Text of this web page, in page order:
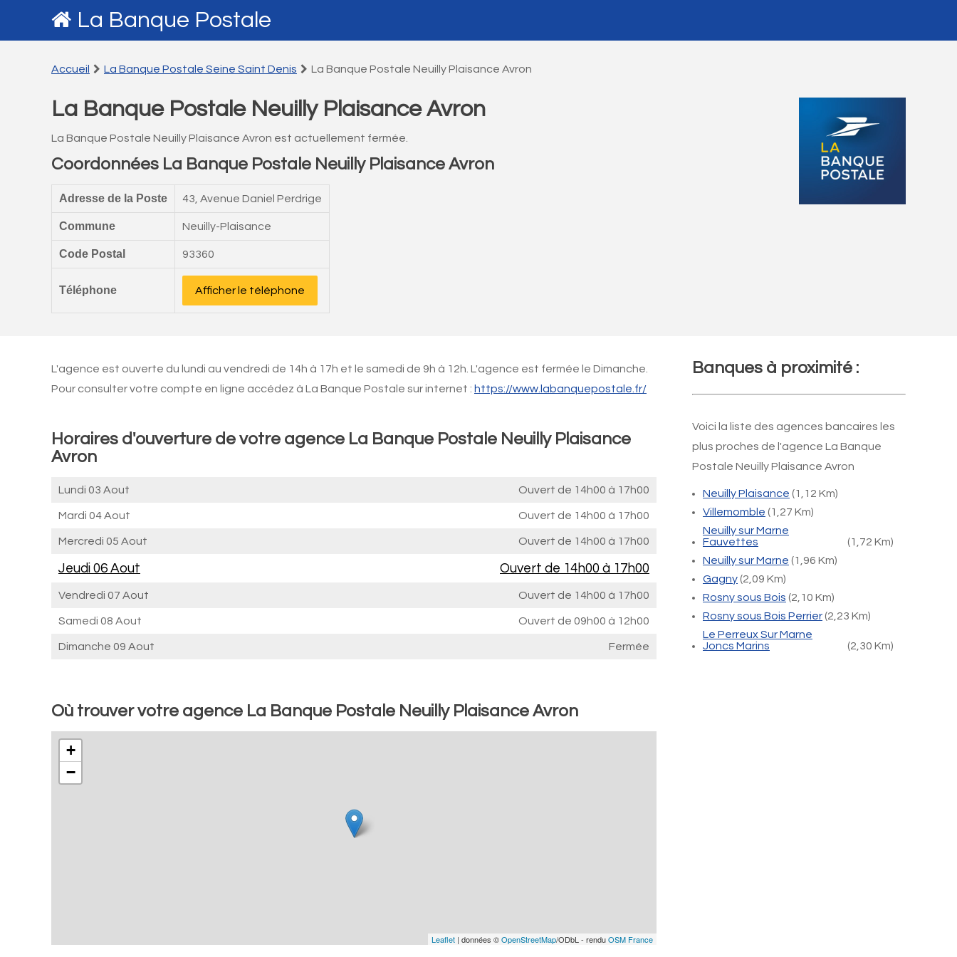
La Banque Postale
Accueil La Banque Postale Seine Saint Denis La Banque Postale Neuilly Plaisance Avron
La Banque Postale Neuilly Plaisance Avron
La Banque Postale Neuilly Plaisance Avron est actuellement fermée.
Coordonnées La Banque Postale Neuilly Plaisance Avron
Adresse de la Poste 43, Avenue Daniel Perdrige
Commune Neuilly-Plaisance
Code Postal 93360
Téléphone Afficher le téléphone
L'agence est ouverte du lundi au vendredi de 14h à 17h et le samedi de 9h à 12h. L'agence est fermée le Dimanche.
Pour consulter votre compte en ligne accédez à La Banque Postale sur internet : https://www.labanquepostale.fr/
Horaires d'ouverture de votre agence La Banque Postale Neuilly Plaisance
Avron
Lundi 03 Aout Ouvert de 14h00 à 17h00
Mardi 04 Aout Ouvert de 14h00 à 17h00
Mercredi 05 Aout Ouvert de 14h00 à 17h00
Jeudi 06 Aout Ouvert de 14h00 à 17h00
Vendredi 07 Aout Ouvert de 14h00 à 17h00
Samedi 08 Aout Ouvert de 09h00 à 12h00
Dimanche 09 Aout Fermée
Où trouver votre agence La Banque Postale Neuilly Plaisance Avron
+
−
Leaflet | données ©OpenStreetMap/ODbL - renduOSM France
Banques à proximité :
Voici la liste des agences bancaires les
plus proches de l'agence La Banque
Postale Neuilly Plaisance Avron
Neuilly Plaisance (1,12 Km)
Villemomble (1,27 Km)
Neuilly sur Marne
Fauvettes
(1,72 Km)
Neuilly sur Marne (1,96 Km)
Gagny(2,09 Km)
Rosny sous Bois (2,10 Km)
Rosny sous Bois Perrier(2,23 Km)
Le Perreux Sur Marne
Joncs Marins
(2,30 Km)